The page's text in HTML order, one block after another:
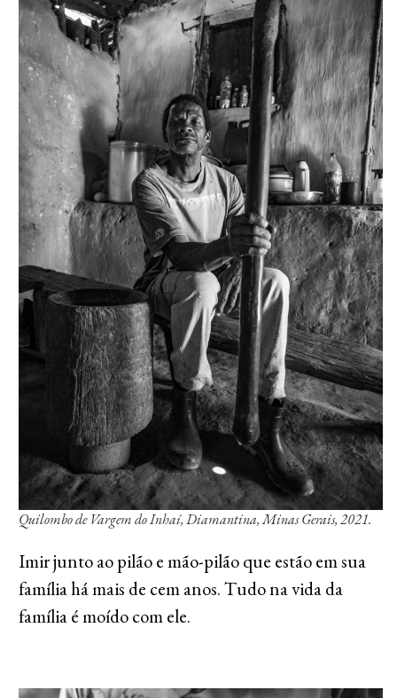
Quilombo de Vargem do Inhaí, Diamantina, Minas Gerais, 2021.
Imir junto ao pilão e mão-pilão que estão em sua
família há mais de cem anos. Tudo na vida da
família é moído com ele.